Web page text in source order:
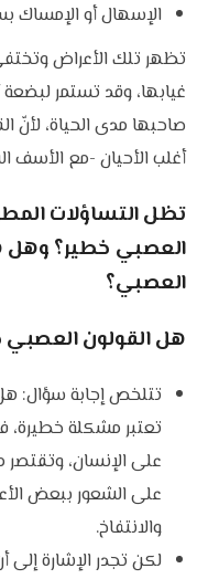
الإسهال أو الإمساك
تظهر تلك الأعراض
غيابها، وقد تستمر لبضعة
صاحبها مدى الحياة، لأنّ
أغلب الأحيان -مع الأسف
تظل التساؤلات
العصبي خطير؟ وهل
العصبي؟
هل القولون العصبي
تتلخص إجابة سؤال:
تعتبر مشكلة خطيرة،
على الإنسان، وتقتصر
على الشعور ببعض
والانتفاخ.
لكن تجدر الإشارة إلى